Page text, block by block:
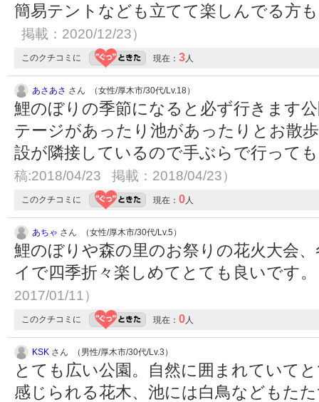
簡易テントなども立てて楽しんでる方
掲載：2020/12/23）
このクチコミに 現在： 3 人
あさあさ さん （女性/厚木市/30代/Lv.18）
鯉のぼりの季節になると必ず行きます
テージがあったり池があったりとお散
設が隣接しているので手ぶらで行って
稿:2018/04/23 掲載：2018/04/23）
このクチコミに 現在： 0 人
あちゃ さん （女性/厚木市/30代/Lv.5）
鯉のぼりや森の里のお祭りの花火大会
イで四季折々楽しめてとても良いです
2017/01/11）
このクチコミに 現在： 0 人
KSK さん （男性/厚木市/30代/Lv.3）
とても広い公園。自然に囲まれていて
感じられる花木、池には白鳥などもた